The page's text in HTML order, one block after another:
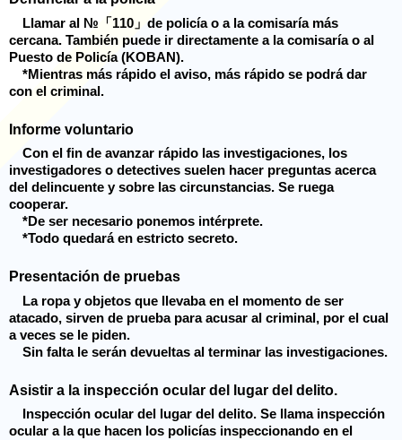
Llamar al №「110」de policía o a la comisaría más
cercana. También puede ir directamente a la comisaría o al
Puesto de Policía (KOBAN).
*Mientras más rápido el aviso, más rápido se podrá dar
con el criminal.
Informe voluntario
Con el fin de avanzar rápido las investigaciones, los
investigadores o detectives suelen hacer preguntas acerca
del delincuente y sobre las circunstancias. Se ruega
cooperar.
*De ser necesario ponemos intérprete.
*Todo quedará en estricto secreto.
Presentación de pruebas
La ropa y objetos que llevaba en el momento de ser
atacado, sirven de prueba para acusar al criminal, por el cual
a veces se le piden.
Sin falta le serán devueltas al terminar las investigaciones.
Asistir a la inspección ocular del lugar del delito.
Inspección ocular del lugar del delito. Se llama inspección
ocular a la que hacen los policías inspeccionando en el